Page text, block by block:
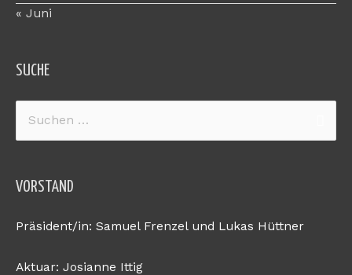
« Juni
SUCHE
Suchen
nach:
VORSTAND
Präsident/in: Samuel Frenzel und Lukas Hüttner
Aktuar: Josianne Ittig